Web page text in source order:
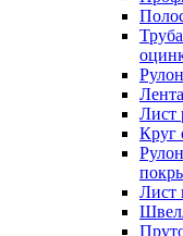
Лист
Круг
Лист